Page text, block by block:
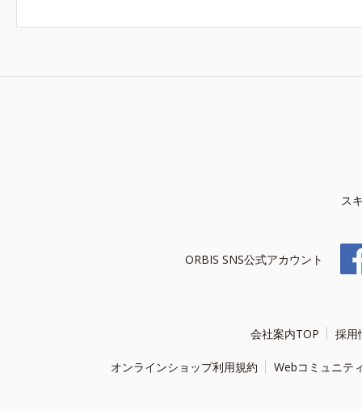
ス
ORBIS SNS公式アカウント
会社案内TOP 採用
オンラインショップ利用規約 Webコミュニテ